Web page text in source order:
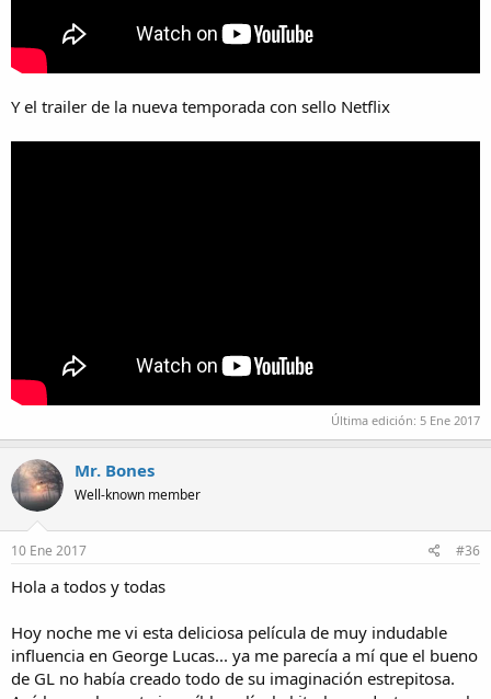
Y el trailer de la nueva temporada con sello Netflix
Última edición: 5 Ene 2017
Mr. Bones
Well-known member
10 Ene 2017 #36
Hola a todos y todas
Hoy noche me vi esta deliciosa película de muy indudable
influencia en George Lucas... ya me parecía a mí que el bueno
de GL no había creado todo de su imaginación estrepitosa.